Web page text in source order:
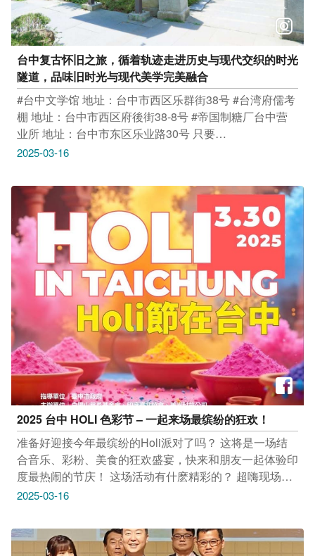
台中复古怀旧之旅，循着轨迹走进历史与现代交织的时光
隧道，品味旧时光与现代美学完美融合
#台中文学馆 地址：台中市西区乐群街38号 #台湾府儒考
棚 地址：台中市西区府後街38-8号 #帝国制糖厂台中营
业所 地址：台中市东区乐业路30号 只要
Tag@taichungtravels 就有机会让你的美照在大玩台中
#taichungtravels #travel #scenery #Landscape #taiwan
#taichung #discovertaichung #여행 #풍경 #観光 #旅行 #
风景 #台中 #大玩台中 #台中景点 #打卡景点 #台中风景 #
台中旅游‌‌‌ #台中文学馆 #台湾府儒考棚 #帝国制糖厂台中
营业所
2025-03-16
2025 台中 HOLI 色彩节 – 一起来场最缤纷的狂欢！
准备好迎接今年最缤纷的Holi派对了吗？ 这将是一场结
合音乐、彩粉、美食的狂欢盛宴，快来和朋友一起体验印
度最热闹的节庆！ 这场活动有什麽精彩的？ 超嗨现场DJ
音乐，尽情跳舞狂欢！ 安全无毒的Holi彩粉，一起洒色
奖机会，神秘大礼等你拿！ 活动资讯 **日期：**2025年3
月30日 (星期日) **时间：**上午11:00 – 下午2:00 **地
2025-03-16